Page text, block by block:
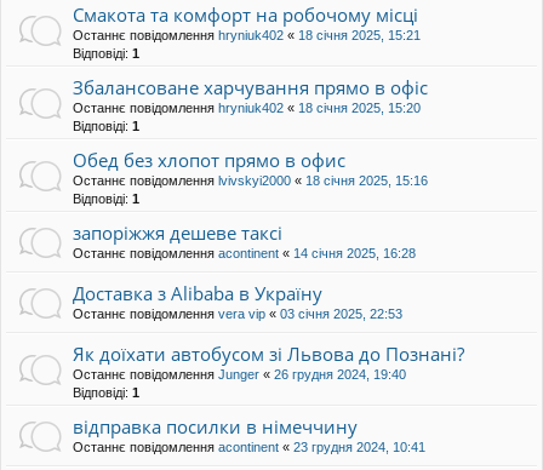
Смакота та комфорт на робочому місці
Останнє повідомлення hryniuk402 « 18 січня 2025, 15:21
Відповіді: 1
Збалансоване харчування прямо в офіс
Останнє повідомлення hryniuk402 « 18 січня 2025, 15:20
Відповіді: 1
Обед без хлопот прямо в офис
Останнє повідомлення lvivskyi2000 « 18 січня 2025, 15:16
Відповіді: 1
запоріжжя дешеве таксі
Останнє повідомлення acontinent « 14 січня 2025, 16:28
Доставка з Alibaba в Україну
Останнє повідомлення vera vip « 03 січня 2025, 22:53
Як доїхати автобусом зі Львова до Познані?
Останнє повідомлення Junger « 26 грудня 2024, 19:40
Відповіді: 1
відправка посилки в німеччину
Останнє повідомлення acontinent « 23 грудня 2024, 10:41